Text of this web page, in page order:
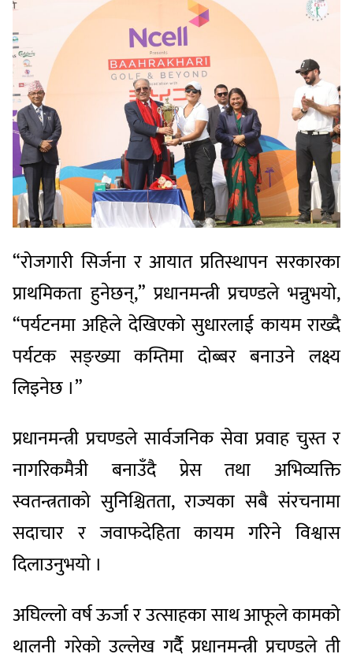
“रोजगारी सिर्जना र आयात प्रतिस्थापन सरकारका
प्राथमिकता हुनेछन्,” प्रधानमन्त्री प्रचण्डले भन्नुभयो,
“पर्यटनमा अहिले देखिएको सुधारलाई कायम राख्दै
पर्यटक सङ्ख्या कम्तिमा दोब्बर बनाउने लक्ष्य
लिइनेछ ।”
प्रधानमन्त्री प्रचण्डले सार्वजनिक सेवा प्रवाह चुस्त र
नागरिकमैत्री बनाउँदै प्रेस तथा अभिव्यक्ति
स्वतन्त्रताको सुनिश्चितता, राज्यका सबै संरचनामा
सदाचार र जवाफदेहिता कायम गरिने विश्वास
दिलाउनुभयो ।
अघिल्लो वर्ष ऊर्जा र उत्साहका साथ आफूले कामको
थालनी गरेको उल्लेख गर्दैै प्रधानमन्त्री प्रचण्डले ती